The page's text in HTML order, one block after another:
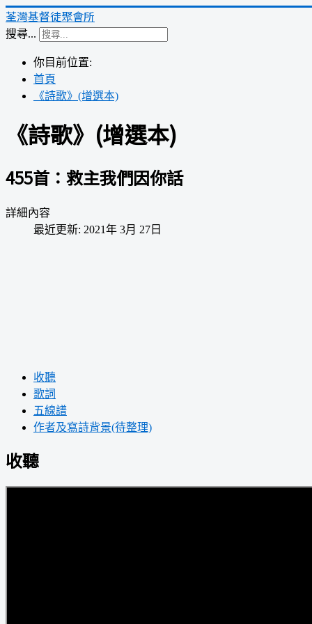
荃灣基督徒聚會所
搜尋...
你目前位置:
首頁
《詩歌》(增選本)
《詩歌》(增選本)
455首：救主我們因你話
詳細內容
最近更新: 2021年 3月 27日
收聽
歌詞
五線譜
作者及寫詩背景(待整理)
收聽